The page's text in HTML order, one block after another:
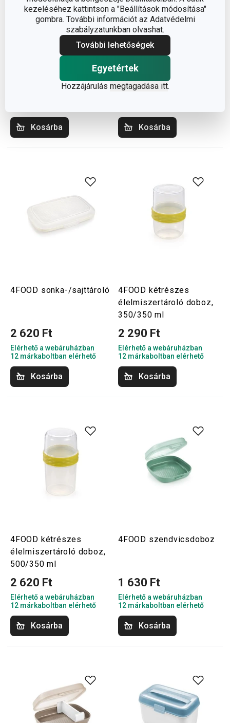
kezeléséhez kattintson a "Beállítások módosítása"
gombra. További információt az Adatvédelmi
szabályzatunkban olvashat.
További lehetőségek
Egyetértek
Hozzájárulás megtagadása itt.
4FOOD élelmiszertároló
Kosárba
4FOOD
puffasztottrizsszelet-
tartó, szögletes
6 260 Ft
Kosárba
4FOOD sonka-/sajttároló
2 620 Ft
Elérhető a webáruházban
12 márkaboltban elérhető
Kosárba
4FOOD kétrészes
élelmiszertároló doboz,
350/350 ml
2 290 Ft
Elérhető a webáruházban
12 márkaboltban elérhető
Kosárba
4FOOD kétrészes
élelmiszertároló doboz,
500/350 ml
2 620 Ft
Elérhető a webáruházban
12 márkaboltban elérhető
Kosárba
4FOOD szendvicsdoboz
1 630 Ft
Elérhető a webáruházban
12 márkaboltban elérhető
Kosárba